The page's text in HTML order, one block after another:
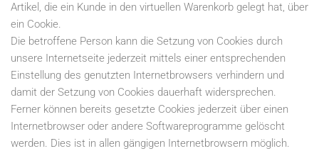
Artikel, die ein Kunde in den virtuellen Warenkorb gelegt hat, über
ein Cookie.
Die betroffene Person kann die Setzung von Cookies durch
unsere Internetseite jederzeit mittels einer entsprechenden
Einstellung des genutzten Internetbrowsers verhindern und
damit der Setzung von Cookies dauerhaft widersprechen.
Ferner können bereits gesetzte Cookies jederzeit über einen
Internetbrowser oder andere Softwareprogramme gelöscht
werden. Dies ist in allen gängigen Internetbrowsern möglich.